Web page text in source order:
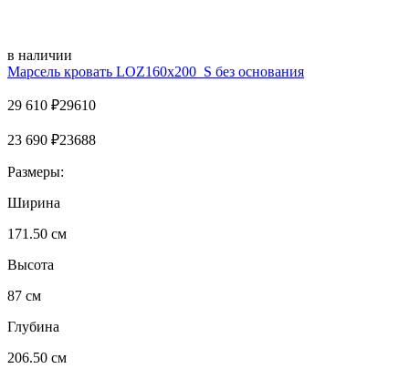
в наличии
Марсель кровать LOZ160х200_S без основания
29 610 ₽29610
23 690 ₽23688
Размеры:
Ширина
171.50 см
Высота
87 см
Глубина
206.50 см